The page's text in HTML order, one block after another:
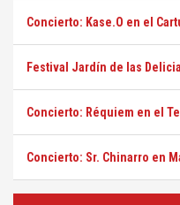
Concierto: Kase.O en el
Festival Jardín de las
Concierto: Réquiem en el
Concierto: Sr. Chinarro en